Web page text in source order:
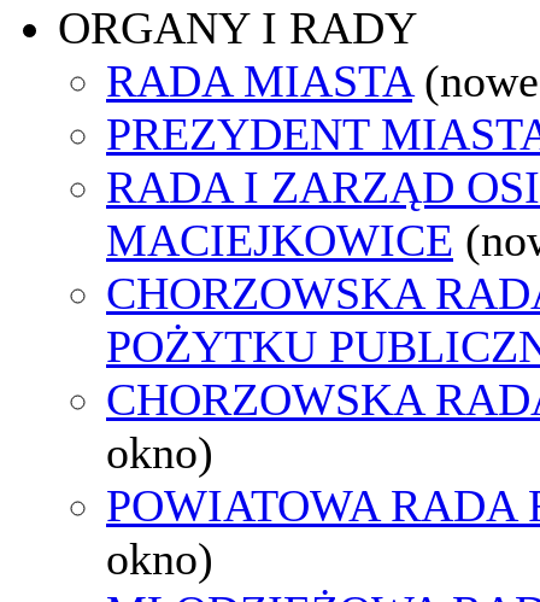
ORGANY I RADY
RADA MIASTA
PREZYDENT
RADA I ZARZĄD
MACIEJKOWICE
CHORZOWSKA
POŻYTKU
CHORZOWSKA
okno)
POWIATOWA RADA
okno)